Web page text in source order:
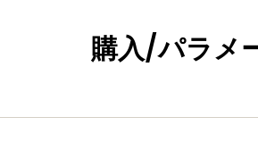
購入/パラメ